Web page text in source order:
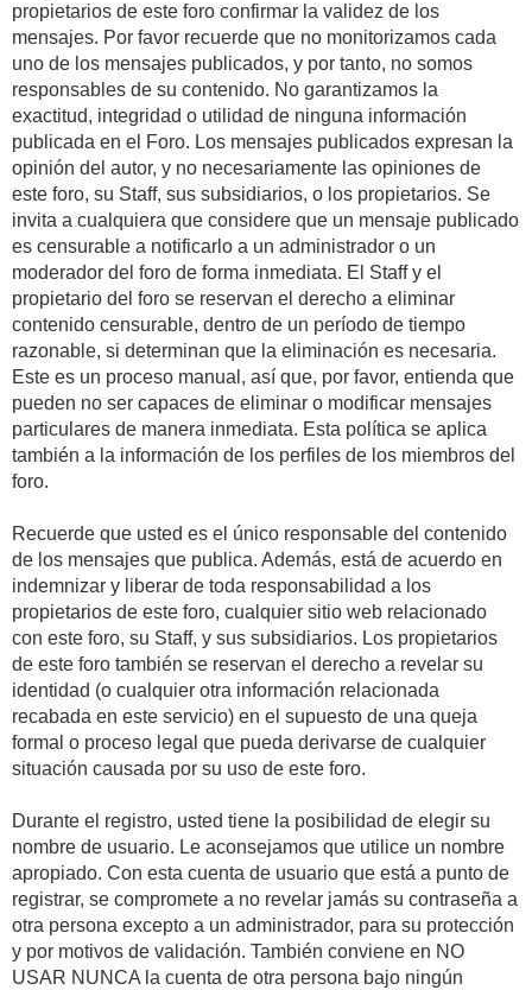
propietarios de este foro confirmar la validez de los
mensajes. Por favor recuerde que no monitorizamos cada
uno de los mensajes publicados, y por tanto, no somos
responsables de su contenido. No garantizamos la
exactitud, integridad o utilidad de ninguna información
publicada en el Foro. Los mensajes publicados expresan la
opinión del autor, y no necesariamente las opiniones de
este foro, su Staff, sus subsidiarios, o los propietarios. Se
invita a cualquiera que considere que un mensaje publicado
es censurable a notificarlo a un administrador o un
moderador del foro de forma inmediata. El Staff y el
propietario del foro se reservan el derecho a eliminar
contenido censurable, dentro de un período de tiempo
razonable, si determinan que la eliminación es necesaria.
Este es un proceso manual, así que, por favor, entienda que
pueden no ser capaces de eliminar o modificar mensajes
particulares de manera inmediata. Esta política se aplica
también a la información de los perfiles de los miembros del
foro.
Recuerde que usted es el único responsable del contenido
de los mensajes que publica. Además, está de acuerdo en
indemnizar y liberar de toda responsabilidad a los
propietarios de este foro, cualquier sitio web relacionado
con este foro, su Staff, y sus subsidiarios. Los propietarios
de este foro también se reservan el derecho a revelar su
identidad (o cualquier otra información relacionada
recabada en este servicio) en el supuesto de una queja
formal o proceso legal que pueda derivarse de cualquier
situación causada por su uso de este foro.
Durante el registro, usted tiene la posibilidad de elegir su
nombre de usuario. Le aconsejamos que utilice un nombre
apropiado. Con esta cuenta de usuario que está a punto de
registrar, se compromete a no revelar jamás su contraseña a
otra persona excepto a un administrador, para su protección
y por motivos de validación. También conviene en NO
USAR NUNCA la cuenta de otra persona bajo ningún